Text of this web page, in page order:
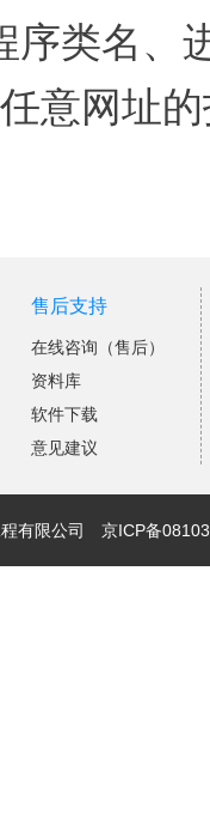
序类名、
意网址
售后支持
在线咨询（售后）
资料库
软件下载
意见建议
有限公司 京ICP备